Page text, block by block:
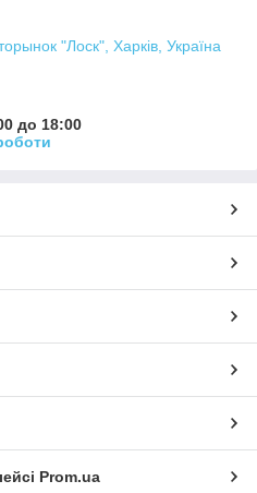
"Лоск", Харків, Україна
до 18:00
Prom.ua